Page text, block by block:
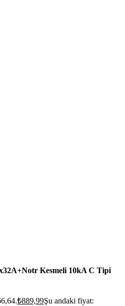
Kesmeli 10kA C Tipi
₺889,99Şu andaki fiyat: